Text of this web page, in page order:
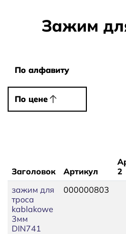
Зажим
По алфавиту
По алфавиту
По цене
По цене
Заголовок Артикул
2
зажим для
троса
kablakowe
3мм
DIN741
000000803